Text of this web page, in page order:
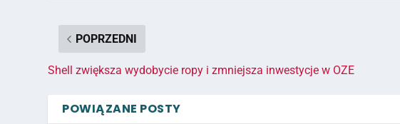
POPRZEDNI
Shell zwiększa wydobycie ropy i zmniejsza inwestycje w OZE
POWIĄZANE POSTY